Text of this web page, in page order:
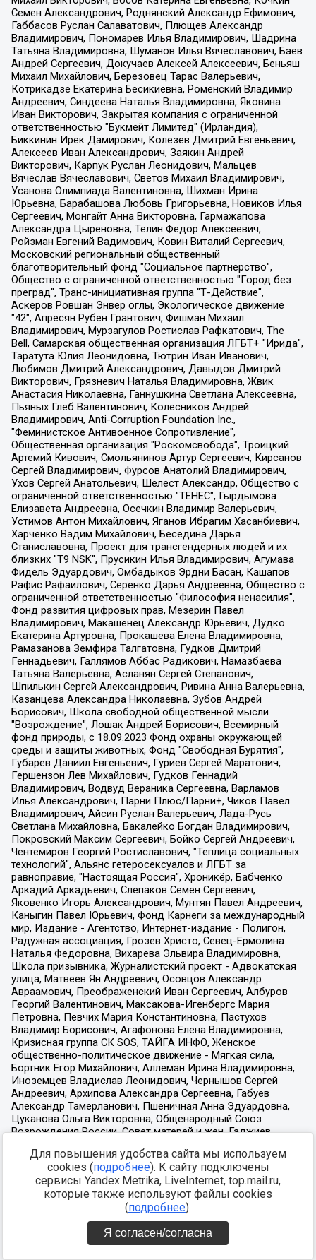
Для повышения удобства сайта мы используем
cookies (подробнее). К сайту подключены
сервисы Yandex.Metrika, LiveInternet, top.mail.ru,
которые также используют файлы cookies
(подробнее).
Я согласен/согласна